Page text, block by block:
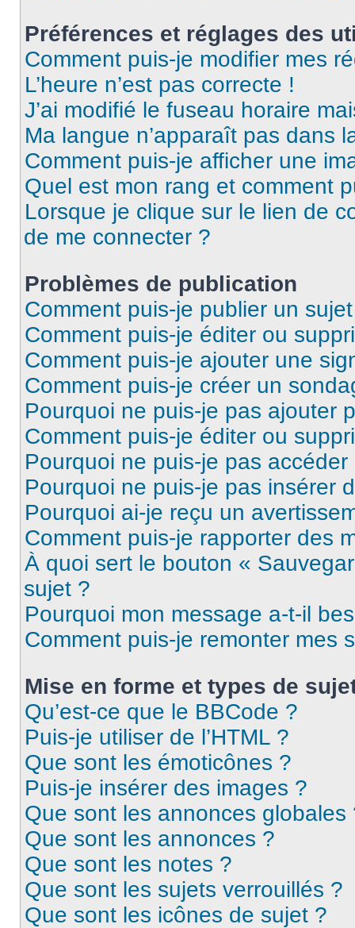
Préférences et réglages des
Comment puis-je modifier mes
L’heure n’est pas correcte !
J’ai modifié le fuseau horaire
Ma langue n’apparaît pas dans
Comment puis-je afficher une
Quel est mon rang et comment
Lorsque je clique sur le lien de
de me connecter ?
Problèmes de publication
Comment puis-je publier un
Comment puis-je éditer ou
Comment puis-je ajouter une
Comment puis-je créer un
Pourquoi ne puis-je pas ajouter
Comment puis-je éditer ou
Pourquoi ne puis-je pas
Pourquoi ne puis-je pas insérer
Pourquoi ai-je reçu un
Comment puis-je rapporter des
À quoi sert le bouton «
sujet ?
Pourquoi mon message a-t-il
Comment puis-je remonter mes
Mise en forme et types de
Qu’est-ce que le BBCode ?
Puis-je utiliser de l’HTML ?
Que sont les émoticônes ?
Puis-je insérer des images ?
Que sont les annonces globales
Que sont les annonces ?
Que sont les notes ?
Que sont les sujets verrouillés ?
Que sont les icônes de sujet ?